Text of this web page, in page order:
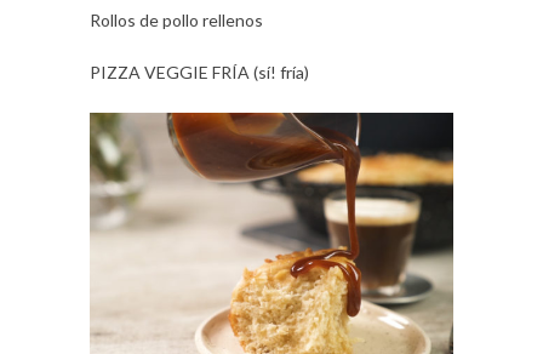
Rollos de pollo rellenos
PIZZA VEGGIE FRÍA (sí! fría)